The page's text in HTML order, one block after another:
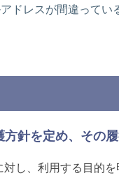
ドレスが間違って
針を定め、その
し、利用する目的